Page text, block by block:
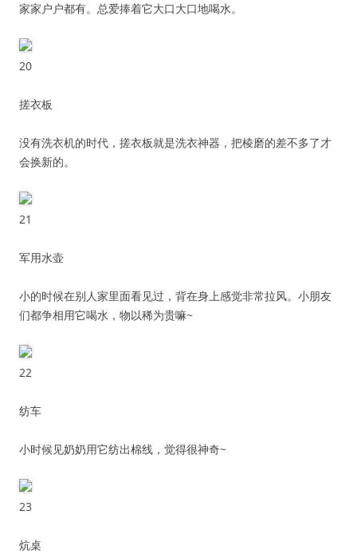
家家户户都有。总爱捧着它大口大口地喝水。
20
搓衣板
没有洗衣机的时代，搓衣板就是洗衣神器，把棱磨的差不多了才
会换新的。
21
军用水壶
小的时候在别人家里面看见过，背在身上感觉非常拉风。小朋友
们都争相用它喝水，物以稀为贵嘛~
22
纺车
小时候见奶奶用它纺出棉线，觉得很神奇~
23
炕桌